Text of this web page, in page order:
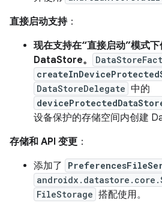
直接启动支持：
现在支持在“直接启动”模式下
DataStore。
DataStoreDelegate 中的
设备保护的存储空间内创建
存储和 API 变更 ：
添加了
FileStorage 搭配使用。